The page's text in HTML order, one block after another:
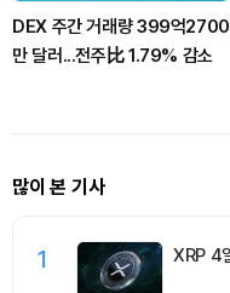
DEX 주간 거래량 399억2700
만 달러...전주比 1.79% 감소
많이 본 기사
1 XRP 4